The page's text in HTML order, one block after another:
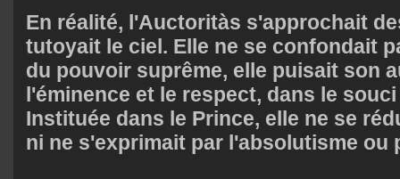
En réalité, l'Auctoritàs s'approchait
tutoyait le ciel. Elle ne se confondait
du pouvoir suprême, elle puisait son
l'éminence et le respect, dans le
Instituée dans le Prince, elle ne se
ni ne s'exprimait par l'absolutisme ou